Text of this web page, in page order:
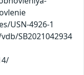
USN-4926-1
SB2021042934